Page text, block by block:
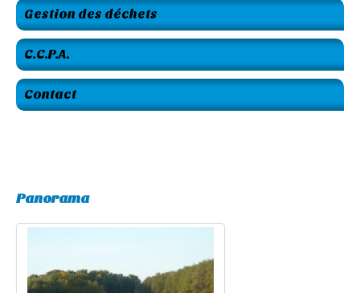
Gestion des déchets
C.C.P.A.
Contact
Panorama